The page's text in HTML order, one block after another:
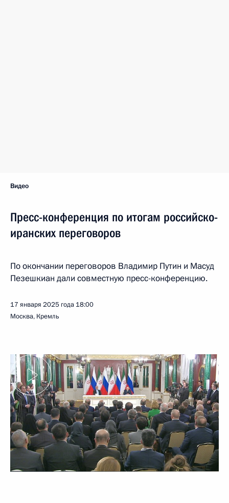
Видео
Пресс-конференция по итогам российско-
иранских переговоров
По окончании переговоров Владимир Путин и Масуд
Пезешкиан дали совместную пресс-конференцию.
17 января 2025 года 18:00
Москва, Кремль